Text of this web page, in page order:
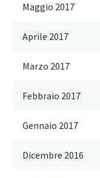
Maggio 2017
Aprile 2017
Marzo 2017
Febbraio 2017
Gennaio 2017
Dicembre 2016